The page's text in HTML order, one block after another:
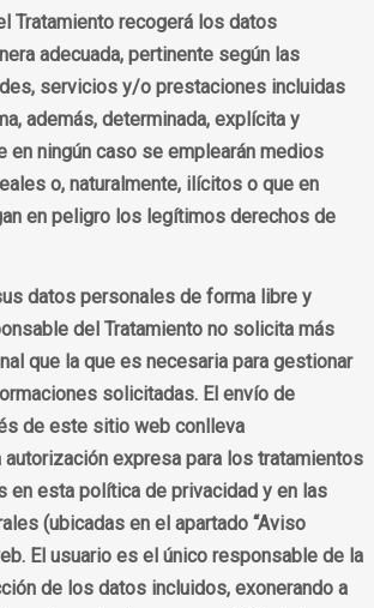
Tratamiento recogerá los datos
adecuada, pertinente según las
servicios y/o prestaciones incluidas
además, determinada, explícita y
en ningún caso se emplearán medios
o, naturalmente, ilícitos o que en
en peligro los legítimos derechos de
datos personales de forma libre y
del Tratamiento no solicita más
que la que es necesaria para gestionar
solicitadas. El envío de
de este sitio web conlleva
expresa para los tratamientos
en esta política de privacidad y en las
(ubicadas en el apartado “Aviso
El usuario es el único responsable de la
de los datos incluidos, exonerando a